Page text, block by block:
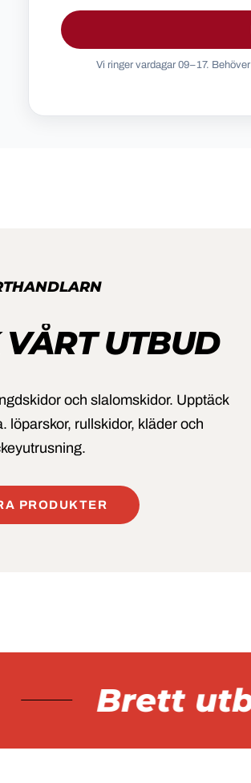
Vi ringer vardagar 09–17.
UTBUD
och slalomskidor. Upptäck
löparskor, rullskidor, kläder och
PRODUKTER
Brett